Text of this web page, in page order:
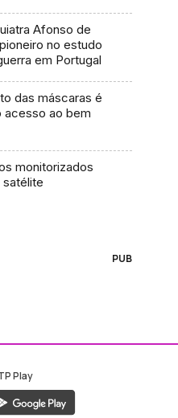
Afonso de
no estudo
em Portugal
das máscaras é
acesso ao bem
monitorizados
PUB
Play